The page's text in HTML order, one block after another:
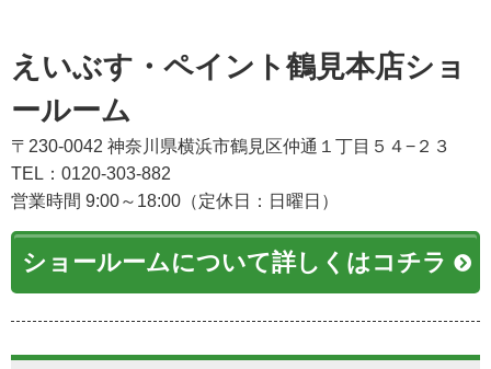
えいぶす・ペイント鶴見本店ショ
ールーム
〒230-0042 神奈川県横浜市鶴見区仲通１丁目５４−２３
TEL：0120-303-882
営業時間 9:00～18:00（定休日：日曜日）
ショールームについて詳しくはコチラ